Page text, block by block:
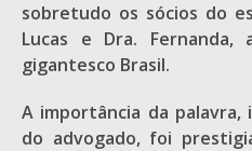
sobretudo os sócios do
Lucas e Dra.
gigantesco Brasil.
A importância da
do advogado, foi